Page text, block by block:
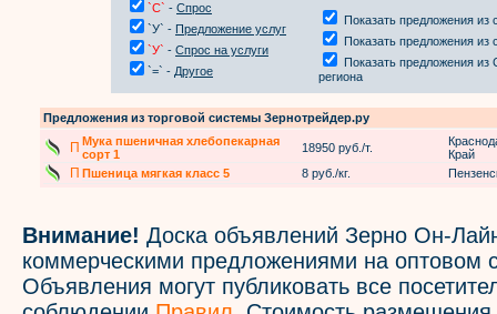
`С` - Спрос
`У` - Предложение услуг
`У` - Спрос на услуги
`=` - Другое
Показать предложения из
Показать предложения из
Показать предложения из
региона
Предложения из торговой системы Зернотрейдер.ру
П Мука пшеничная хлебопекарная
сорт 1
18950 руб./т.
Край
П Пшеница мягкая класс 5 8 руб./кг.
Внимание! Доска объявлений Зерно Он-
коммерческими предложениями на оптовом
Объявления могут публиковать все